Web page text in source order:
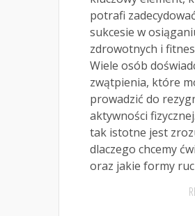
potrafi
sukcesie w
zdrowotnych i
Wiele osób
zwątpienia, które
prowadzić do
aktywności
tak istotne jest
dlaczego chcemy
oraz jakie formy